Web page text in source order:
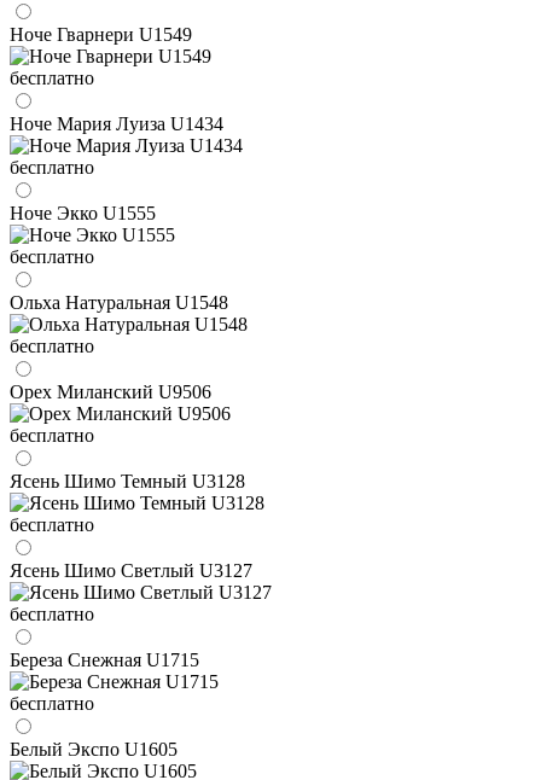
Ноче Гварнери U1549
бесплатно
Ноче Мария Луиза U1434
бесплатно
Ноче Экко U1555
бесплатно
Ольха Натуральная U1548
бесплатно
Орех Миланский U9506
бесплатно
Ясень Шимо Темный U3128
бесплатно
Ясень Шимо Светлый U3127
бесплатно
Береза Снежная U1715
бесплатно
Белый Экспо U1605